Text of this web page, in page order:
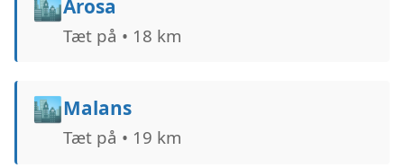
Arosa
Tæt på • 18 km
🏙️Malans
Tæt på • 19 km